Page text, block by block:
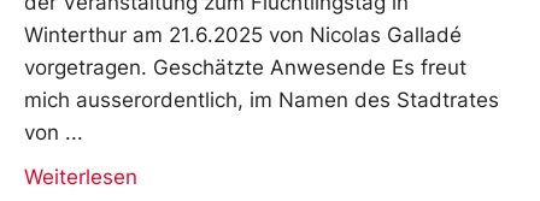
Winterthur am 21.6.2025 von Nicolas Galladé
vorgetragen. Geschätzte Anwesende Es freut
mich ausserordentlich, im Namen des Stadtrates
von
Weiterlesen